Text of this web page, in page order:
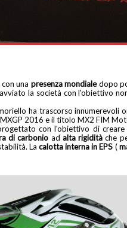
una presenza mondialedopo
la società con l'obiettivo
ha trascorso innumerevoli
2016 e il titolo MX2 FIM
con l'obiettivo di creare
di carbonio ad alta rigidità che
Lacalotta interna in EPS (